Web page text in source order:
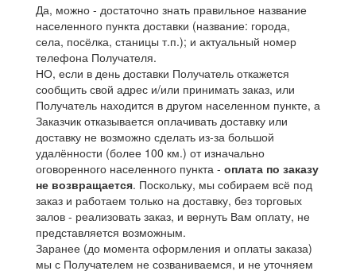
Да, можно - достаточно знать правильное название
населенного пункта доставки (название: города,
села, посёлка, станицы т.п.); и актуальный номер
телефона Получателя.
НО, если в день доставки Получатель откажется
сообщить свой адрес и/или принимать заказ, или
Получатель находится в другом населенном пункте, а
Заказчик отказывается оплачивать доставку или
доставку не возможно сделать из-за большой
удалённости (более 100 км.) от изначально
оговоренного населенного пункта - оплата по заказу
не возвращается. Поскольку, мы собираем всё под
заказ и работаем только на доставку, без торговых
залов - реализовать заказ, и вернуть Вам оплату, не
представляется возможным.
Заранее (до момента оформления и оплаты заказа)
мы с Получателем не созваниваемся, и не уточняем